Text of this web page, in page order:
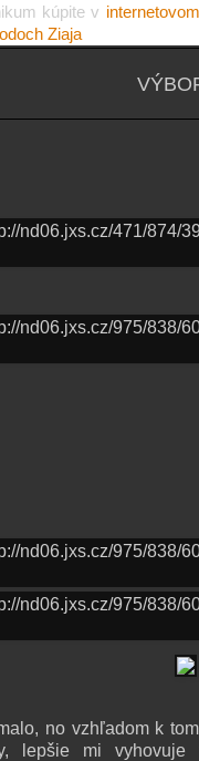
kúpite v
Ziaja
no vzhľadom k
lepšie mi vyhovuje